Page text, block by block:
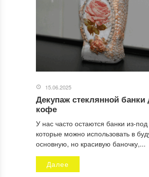
15.06.2025
Декупаж стеклянной банки
кофе
У нас часто остаются банки из-
которые можно использовать в
основную, но красивую баночку,...
Далее